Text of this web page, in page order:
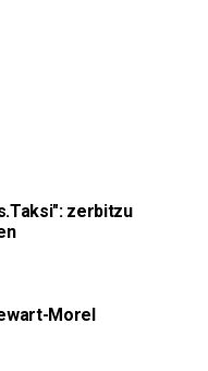
zerbitzu
Morel